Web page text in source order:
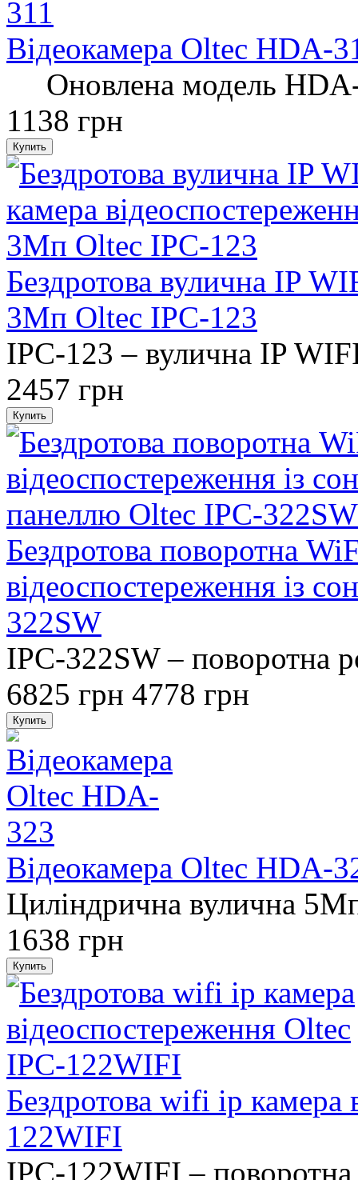
Відеокамера Oltec HDA-
Оновлена ​​модель
1138 грн
Бездротова вулична IP
3Мп Oltec IPC-123
IPC-123 – вулична IP
2457 грн
Бездротова поворотна
відеоспостереження із
322SW
IPC-322SW – поворотна
6825 грн 4778 грн
Відеокамера Oltec HDA-
Циліндрична вулична
1638 грн
Бездротова wifi ip камера
122WIFI
IPC-122WIFI –